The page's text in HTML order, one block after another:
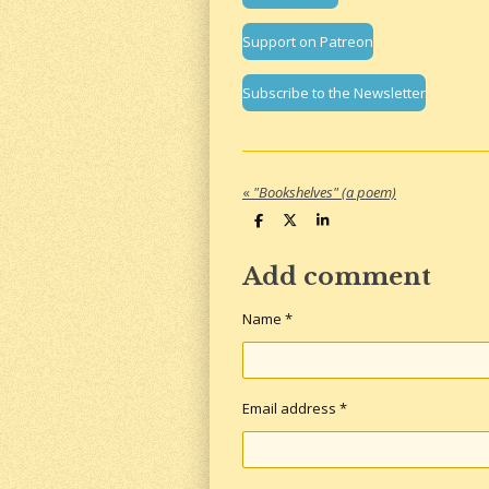
k
a
m
Support on Patreon
Subscribe to the Newsletter
« "Bookshelves" (a poem)
S
e
S
r
e
S
r
e
Add comment
Name *
Email address *